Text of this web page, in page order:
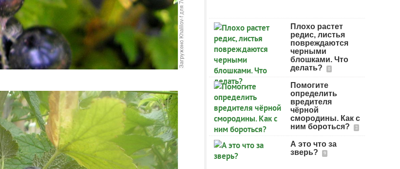
Плохо растет
редис, листья
повреждаются
черными
блошками. Что
делать?
8
Помогите
определить
вредителя
чёрной
смородины. Как с
ним бороться?
2
А это что за
зверь?
9